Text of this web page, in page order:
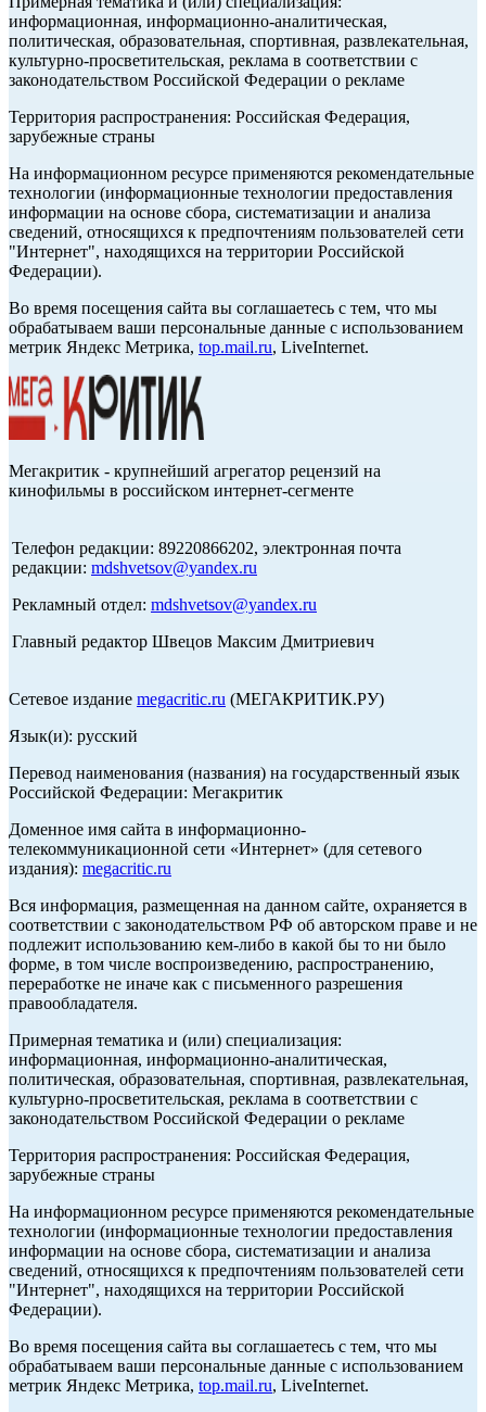
информационная, информационно-аналитическая,
политическая, образовательная, спортивная, развлекательная,
культурно-просветительская, реклама в соответствии с
законодательством Российской Федерации о рекламе
Территория распространения: Российская Федерация,
зарубежные страны
На информационном ресурсе применяются рекомендательные
технологии (информационные технологии предоставления
информации на основе сбора, систематизации и анализа
сведений, относящихся к предпочтениям пользователей сети
"Интернет", находящихся на территории Российской
Федерации).
Во время посещения сайта вы соглашаетесь с тем, что мы
обрабатываем ваши персональные данные с использованием
метрик Яндекс Метрика, top.mail.ru, LiveInternet.
Мегакритик - крупнейший агрегатор рецензий на
кинофильмы в российском интернет-сегменте
Телефон редакции: 89220866202, электронная почта
редакции: mdshvetsov@yandex.ru
Рекламный отдел: mdshvetsov@yandex.ru
Главный редактор Швецов Максим Дмитриевич
Сетевое издание megacritic.ru (МЕГАКРИТИК.РУ)
Язык(и): русский
Перевод наименования (названия) на государственный язык
Российской Федерации: Мегакритик
Доменное имя сайта в информационно-
телекоммуникационной сети «Интернет» (для сетевого
издания): megacritic.ru
Вся информация, размещенная на данном сайте, охраняется в
соответствии с законодательством РФ об авторском праве и не
подлежит использованию кем-либо в какой бы то ни было
форме, в том числе воспроизведению, распространению,
переработке не иначе как с письменного разрешения
правообладателя.
Примерная тематика и (или) специализация:
информационная, информационно-аналитическая,
политическая, образовательная, спортивная, развлекательная,
культурно-просветительская, реклама в соответствии с
законодательством Российской Федерации о рекламе
Территория распространения: Российская Федерация,
зарубежные страны
На информационном ресурсе применяются рекомендательные
технологии (информационные технологии предоставления
информации на основе сбора, систематизации и анализа
сведений, относящихся к предпочтениям пользователей сети
"Интернет", находящихся на территории Российской
Федерации).
Во время посещения сайта вы соглашаетесь с тем, что мы
обрабатываем ваши персональные данные с использованием
метрик Яндекс Метрика, top.mail.ru, LiveInternet.